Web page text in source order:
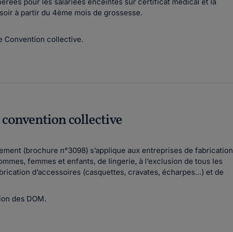
à partir du 4ème mois de grossesse.
Convention collective.
collective
(brochure n°3098) s’applique aux entreprises de fabrication
femmes et enfants, de lingerie, à l’exclusion de tous les
d’accessoires (casquettes, cravates, écharpes…) et de
des DOM.